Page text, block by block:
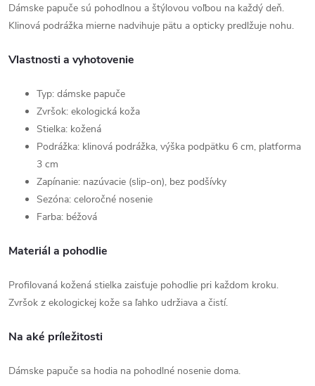
Dámske papuče sú pohodlnou a štýlovou voľbou na každý deň.
Klinová podrážka mierne nadvihuje pätu a opticky predlžuje nohu.
Vlastnosti a vyhotovenie
Typ: dámske papuče
Zvršok: ekologická koža
Stielka: kožená
Podrážka: klinová podrážka, výška podpätku 6 cm, platforma
3 cm
Zapínanie: nazúvacie (slip-on), bez podšívky
Sezóna: celoročné nosenie
Farba: béžová
Materiál a pohodlie
Profilovaná kožená stielka zaisťuje pohodlie pri každom kroku.
Zvršok z ekologickej kože sa ľahko udržiava a čistí.
Na aké príležitosti
Dámske papuče sa hodia na pohodlné nosenie doma.